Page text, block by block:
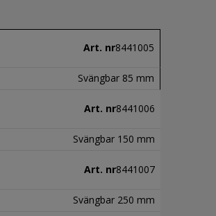
Art. nr8441005
Svängbar 85 mm
Art. nr8441006
Svängbar 150 mm
Art. nr8441007
Svängbar 250 mm